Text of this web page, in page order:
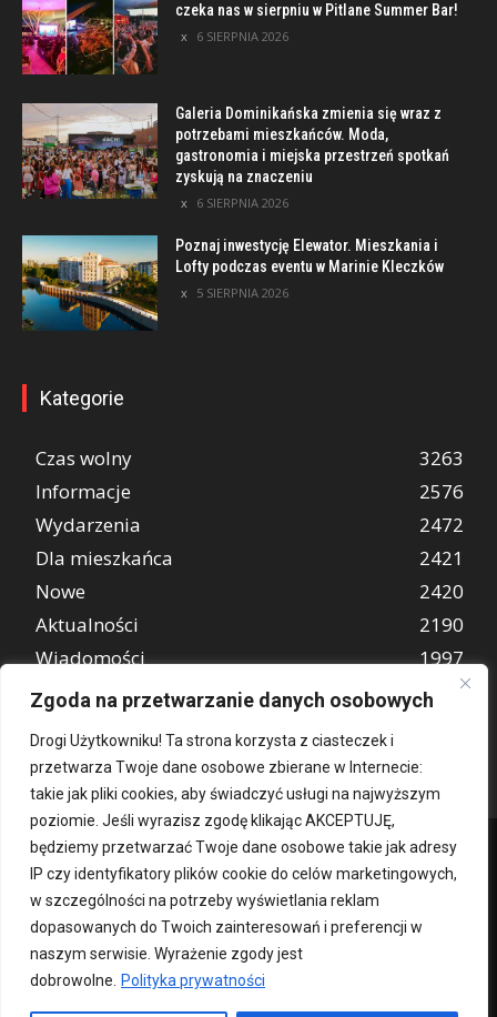
Zgoda na przetwarzanie danych osobowych
Drogi Użytkowniku! Ta strona korzysta z ciasteczek i
przetwarza Twoje dane osobowe zbierane w Internecie:
takie jak pliki cookies, aby świadczyć usługi na najwyższym
poziomie. Jeśli wyrazisz zgodę klikając AKCEPTUJĘ,
będziemy przetwarzać Twoje dane osobowe takie jak adresy
IP czy identyfikatory plików cookie do celów marketingowych,
w szczególności na potrzeby wyświetlania reklam
dopasowanych do Twoich zainteresowań i preferencji w
naszym serwisie. Wyrażenie zgody jest
dobrowolne.
Polityka prywatności
czeka nas w sierpniu w Pitlane Summer Bar!
6 SIERPNIA 2026
Galeria Dominikańska zmienia się wraz z
potrzebami mieszkańców. Moda,
gastronomia i miejska przestrzeń spotkań
zyskują na znaczeniu
6 SIERPNIA 2026
Poznaj inwestycję Elewator. Mieszkania i
Lofty podczas eventu w Marinie Kleczków
5 SIERPNIA 2026
Kategorie
Czas wolny
3263
Informacje
2576
Wydarzenia
2472
Dla mieszkańca
2421
Nowe
2420
Aktualności
2190
Wiadomości
1997
REKLAMA
849
Kontakt O nas Patronat medialny